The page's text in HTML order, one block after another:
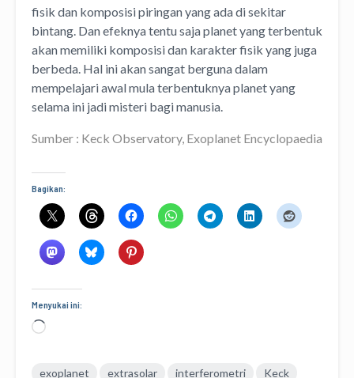
fisik dan komposisi piringan yang ada di sekitar
bintang. Dan efeknya tentu saja planet yang terbentuk
akan memiliki komposisi dan karakter fisik yang juga
berbeda. Hal ini akan sangat berguna dalam
mempelajari awal mula terbentuknya planet yang
selama ini jadi misteri bagi manusia.
Sumber : Keck Observatory, Exoplanet Encyclopaedia
Bagikan:
Menyukai ini:
Memuat...
exoplanet extrasolar interferometri Keck